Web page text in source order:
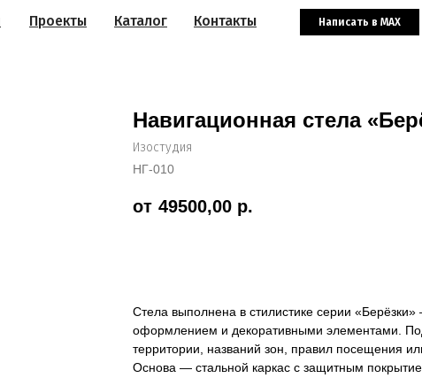
Контакты
Каталог
Проекты Написать в MAX
Навигационная стела
Изостудия
НГ-010
49500,00 р.
Стела выполнена в стилистике серии
оформлением и декоративными элементами.
территории, названий зон, правил посещения
Основа — стальной каркас с защитным